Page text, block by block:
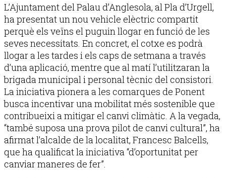
L’Ajuntament del Palau d’Anglesola, al Pla d’Urgell,
ha presentat un nou vehicle elèctric compartit
perquè els veïns el puguin llogar en funció de les
seves necessitats. En concret, el cotxe es podrà
llogar a les tardes i els caps de setmana a través
d’una aplicació, mentre que al matí l’utilitzaran la
brigada municipal i personal tècnic del consistori.
La iniciativa pionera a les comarques de Ponent
busca incentivar una mobilitat més sostenible que
contribueixi a mitigar el canvi climàtic. A la vegada,
“també suposa una prova pilot de canvi cultural”, ha
afirmat l’alcalde de la localitat, Francesc Balcells,
que ha qualificat la iniciativa “d’oportunitat per
canviar maneres de fer”.